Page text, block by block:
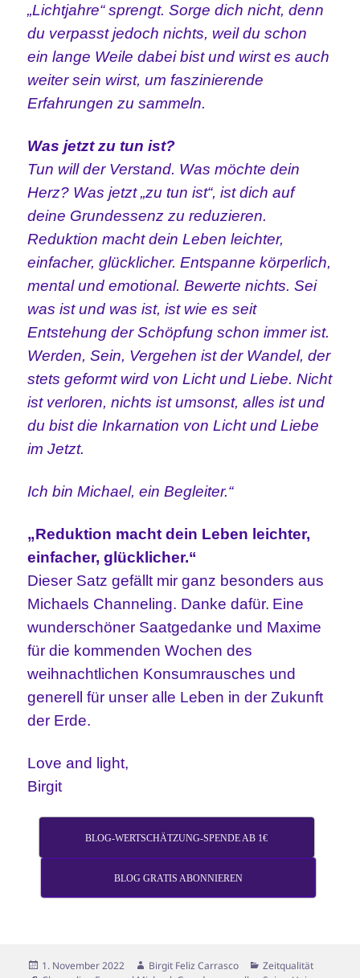
„Lichtjahre“ sprengt. Sorge dich nicht, denn
du verpasst jedoch nichts, weil du schon
ein lange Weile dabei bist und wirst es auch
weiter sein wirst, um faszinierende
Erfahrungen zu sammeln.
Was jetzt zu tun ist?
Tun will der Verstand. Was möchte dein
Herz? Was jetzt „zu tun ist“, ist dich auf
deine Grundessenz zu reduzieren.
Reduktion macht dein Leben leichter,
einfacher, glücklicher. Entspanne körperlich,
mental und emotional. Bewerte nichts. Sei
was ist und was ist, ist wie es seit
Entstehung der Schöpfung schon immer ist.
Werden, Sein, Vergehen ist der Wandel, der
stets geformt wird von Licht und Liebe. Nicht
ist verloren, nichts ist umsonst, alles ist und
du bist die Inkarnation von Licht und Liebe
im Jetzt.
Ich bin Michael, ein Begleiter.“
„Reduktion macht dein Leben leichter,
einfacher, glücklicher.“
Dieser Satz gefällt mir ganz besonders aus
Michaels Channeling. Danke dafür. Eine
wunderschöner Saatgedanke und Maxime
für die kommenden Wochen des
weihnachtlichen Konsumrausches und
generell für unser alle Leben in der Zukunft
der Erde.
Love and light,
Birgit
BLOG-WERTSCHÄTZUNG-SPENDE AB 1€
BLOG GRATIS ABONNIEREN
Veröffentlicht
1. November 2022 Autor
Birgit Feliz Carrasco Kategorien
Zeitqualität